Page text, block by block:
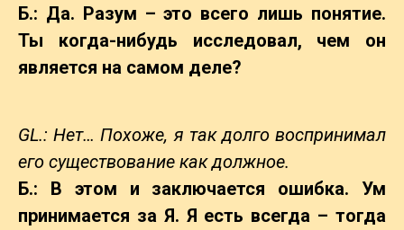
Б.: Да. Разум – это всего лишь понятие.
Ты когда-нибудь исследовал, чем он
является на самом деле?
GL.: Нет… Похоже, я так долго воспринимал
его существование как должное.
Б.: В этом и заключается ошибка. Ум
принимается за Я. Я есть всегда – тогда